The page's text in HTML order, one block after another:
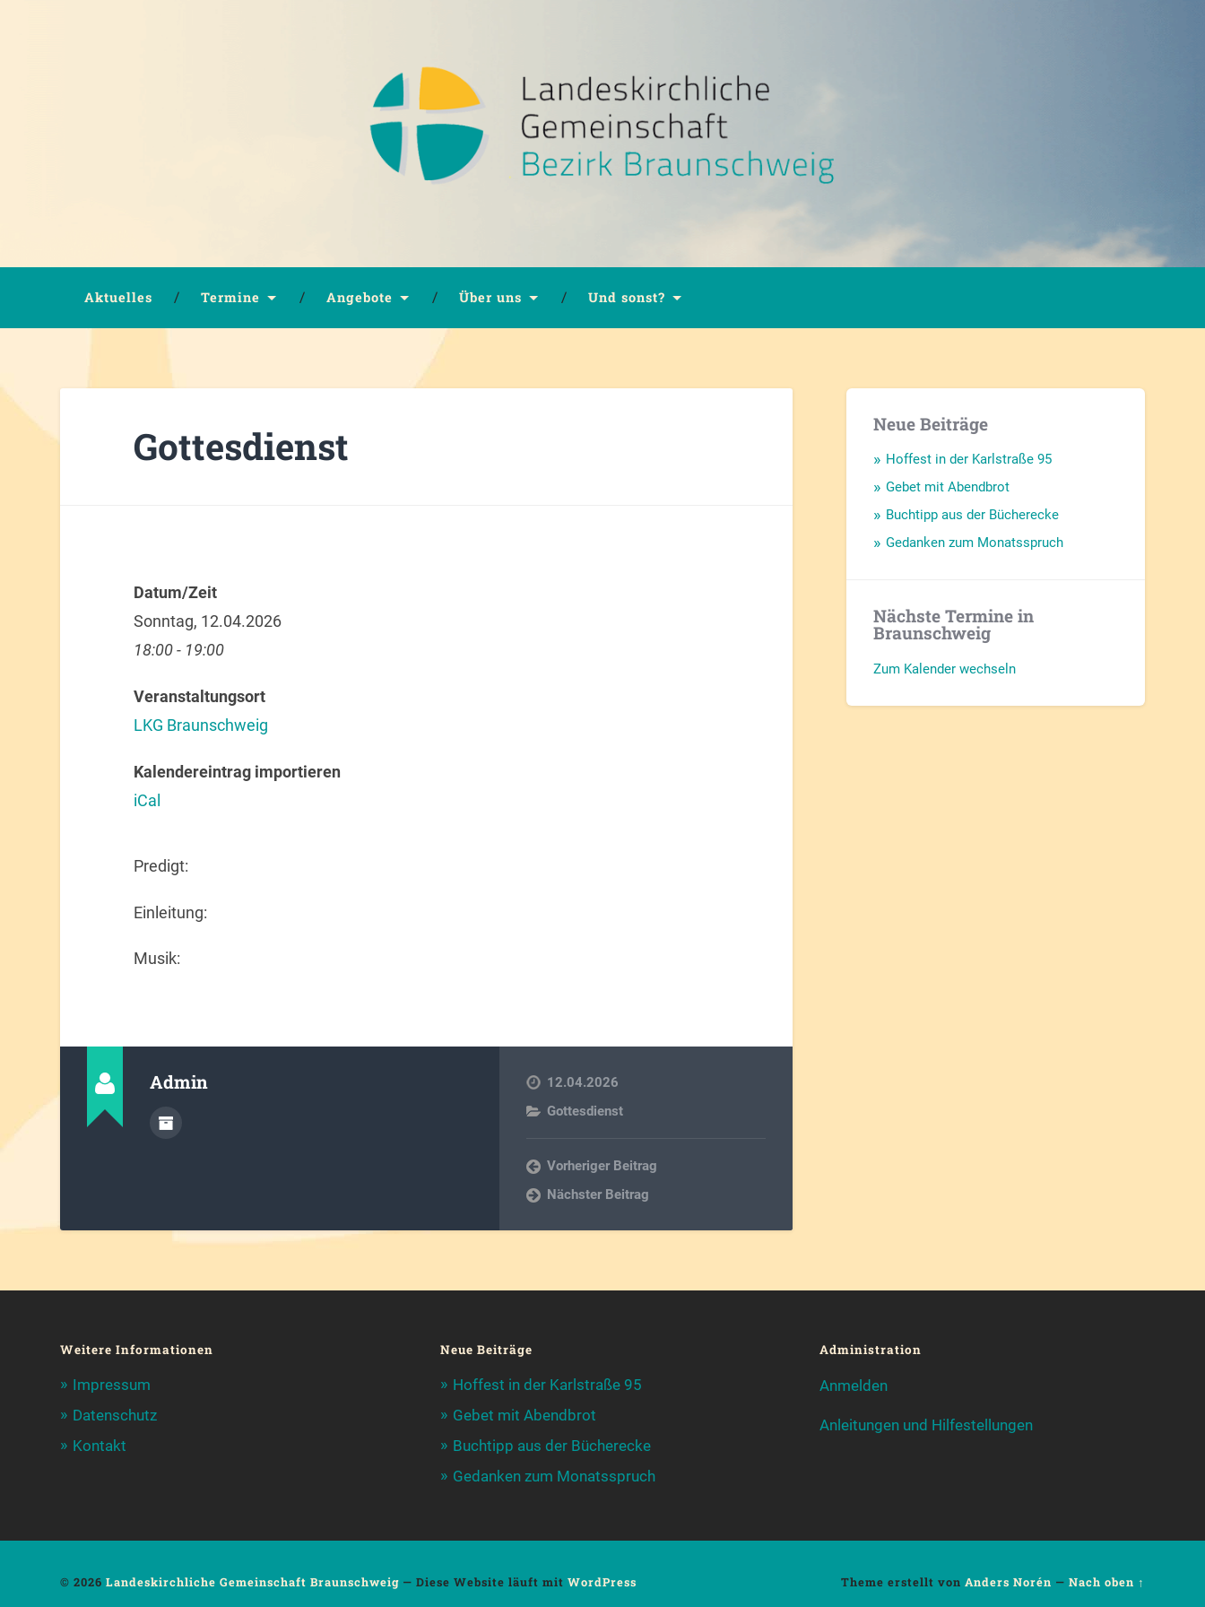
Aktuelles Termine Angebote Über uns Und sonst?
Gottesdienst
Datum/Zeit
Sonntag, 12.04.2026
18:00 - 19:00
Veranstaltungsort
LKG Braunschweig
Kalendereintrag importieren
iCal
Predigt:
Einleitung:
Musik:
Admin
12.04.2026
Gottesdienst
Vorheriger Beitrag
Nächster Beitrag
Neue Beiträge
Hoffest in der Karlstraße 95
Gebet mit Abendbrot
Buchtipp aus der Bücherecke
Gedanken zum Monatsspruch
Nächste Termine in
Braunschweig
Zum Kalender wechseln
Weitere Informationen
Impressum
Datenschutz
Kontakt
Neue Beiträge
Hoffest in der Karlstraße 95
Gebet mit Abendbrot
Buchtipp aus der Bücherecke
Gedanken zum Monatsspruch
Administration
Anmelden
Anleitungen und Hilfestellungen
© 2026Landeskirchliche Gemeinschaft Braunschweig — Diese Website läuft mitWordPress Theme erstellt von Anders Norén — Nach oben ↑